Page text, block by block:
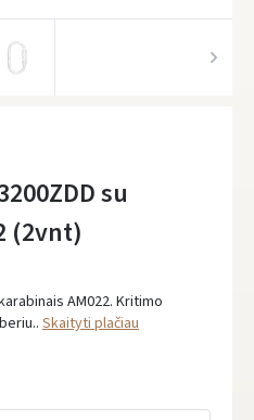
su
(2vnt)
AM022. Kritimo
Skaityti plačiau